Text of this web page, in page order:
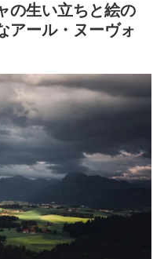
の生い立ちと絵の
アール・ヌーヴォ